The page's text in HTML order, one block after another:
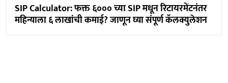
SIP Calculator: फक्त ६००० च्या SIP मधून रिटायरमेंटनंतर
महिन्याला ६ लाखांची कमाई? जाणून घ्या संपूर्ण कॅलक्युलेशन